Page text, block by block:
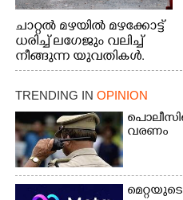
ചാറ്റൽ മഴയിൽ മഴക്കോട്ട്
ധരിച്ച് ലഗേജും വലിച്ച്
നീങ്ങുന്ന യുവതികൾ.
എറണാകുളം മേനകയിൽ
നിന്നുള്ള കാഴ്ച
TRENDING IN OPINION
വരണം